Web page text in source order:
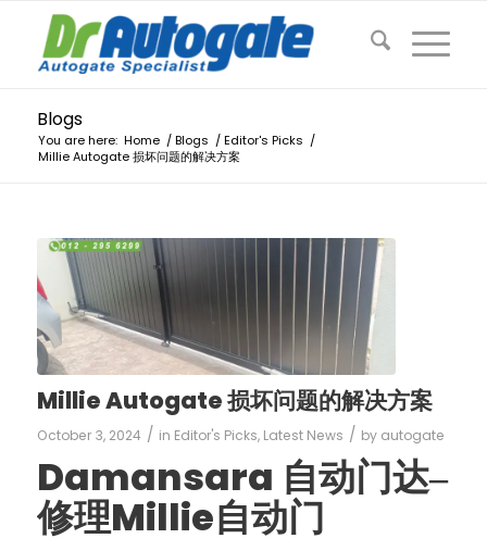
Blogs
You are here: Home / Blogs / Editor's Picks /
Millie Autogate 损坏问题的解决方案
Millie Autogate 损坏问题的解决方案
October 3, 2024 / in Editor's Picks, Latest News / by autogate
Damansara 自动门达–
修理Millie自动门